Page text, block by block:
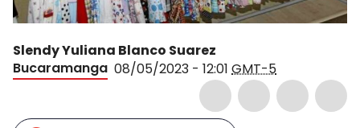
Slendy Yuliana Blanco Suarez
Bucaramanga 08/05/2023 - 12:01 GMT-5